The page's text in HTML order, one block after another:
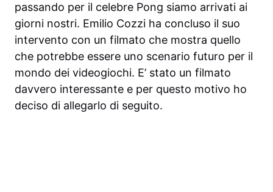
passando per il celebre Pong siamo arrivati ai
giorni nostri. Emilio Cozzi ha concluso il suo
intervento con un filmato che mostra quello
che potrebbe essere uno scenario futuro per il
mondo dei videogiochi. E’ stato un filmato
davvero interessante e per questo motivo ho
deciso di allegarlo di seguito.